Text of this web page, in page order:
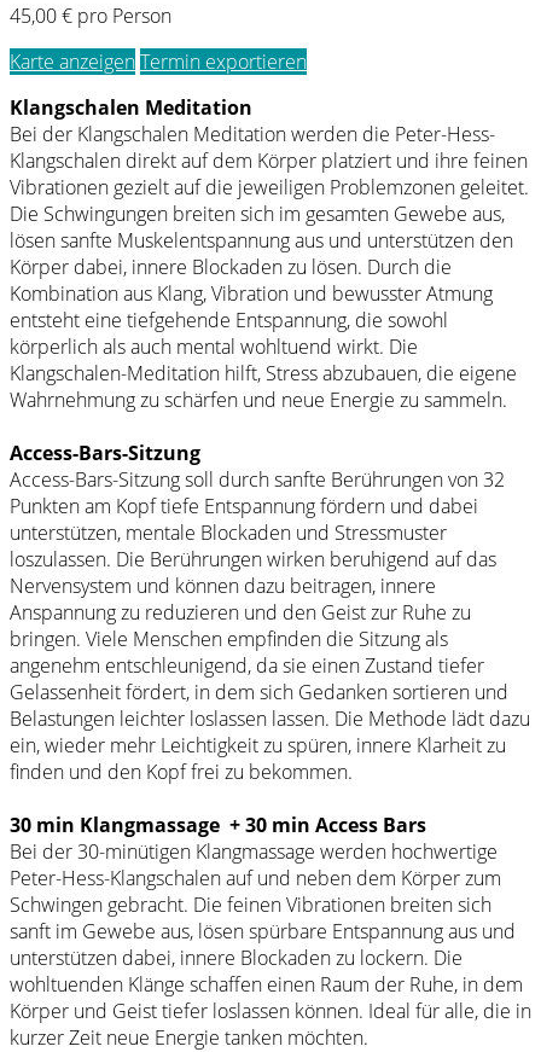
45,00 € pro Person
Karte anzeigenTermin exportieren
Klangschalen Meditation
Bei der Klangschalen Meditation werden die Peter-Hess-
Klangschalen direkt auf dem Körper platziert und ihre feinen
Vibrationen gezielt auf die jeweiligen Problemzonen geleitet.
Die Schwingungen breiten sich im gesamten Gewebe aus,
lösen sanfte Muskelentspannung aus und unterstützen den
Körper dabei, innere Blockaden zu lösen. Durch die
Kombination aus Klang, Vibration und bewusster Atmung
entsteht eine tiefgehende Entspannung, die sowohl
körperlich als auch mental wohltuend wirkt. Die
Klangschalen-Meditation hilft, Stress abzubauen, die eigene
Wahrnehmung zu schärfen und neue Energie zu sammeln.
Access-Bars-Sitzung
Access-Bars-Sitzung soll durch sanfte Berührungen von 32
Punkten am Kopf tiefe Entspannung fördern und dabei
unterstützen, mentale Blockaden und Stressmuster
loszulassen. Die Berührungen wirken beruhigend auf das
Nervensystem und können dazu beitragen, innere
Anspannung zu reduzieren und den Geist zur Ruhe zu
bringen. Viele Menschen empfinden die Sitzung als
angenehm entschleunigend, da sie einen Zustand tiefer
Gelassenheit fördert, in dem sich Gedanken sortieren und
Belastungen leichter loslassen lassen. Die Methode lädt dazu
ein, wieder mehr Leichtigkeit zu spüren, innere Klarheit zu
finden und den Kopf frei zu bekommen.
30 min Klangmassage + 30 min Access Bars
Bei der 30-minütigen Klangmassage werden hochwertige
Peter-Hess-Klangschalen auf und neben dem Körper zum
Schwingen gebracht. Die feinen Vibrationen breiten sich
sanft im Gewebe aus, lösen spürbare Entspannung aus und
unterstützen dabei, innere Blockaden zu lockern. Die
wohltuenden Klänge schaffen einen Raum der Ruhe, in dem
Körper und Geist tiefer loslassen können. Ideal für alle, die in
kurzer Zeit neue Energie tanken möchten.